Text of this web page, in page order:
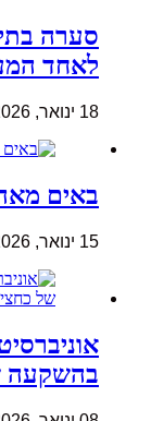
סערה
לאחד
18 ינואר, 2026
באים
15 ינואר, 2026
בהשקעה